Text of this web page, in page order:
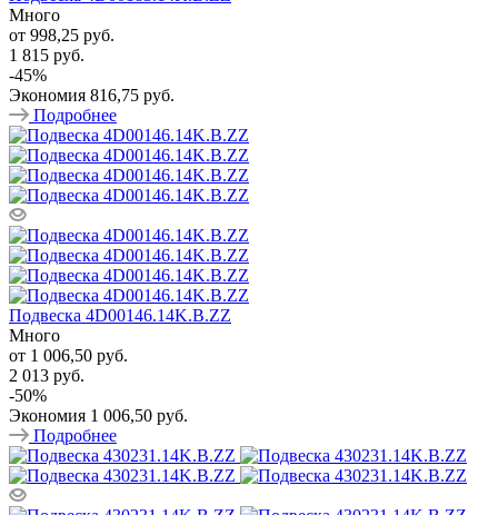
Много
от 998,25 руб.
1 815 руб.
-45%
Экономия 816,75 руб.
Подробнее
Подвеска 4D00146.14K.B.ZZ
Много
от 1 006,50 руб.
2 013 руб.
-50%
Экономия 1 006,50 руб.
Подробнее